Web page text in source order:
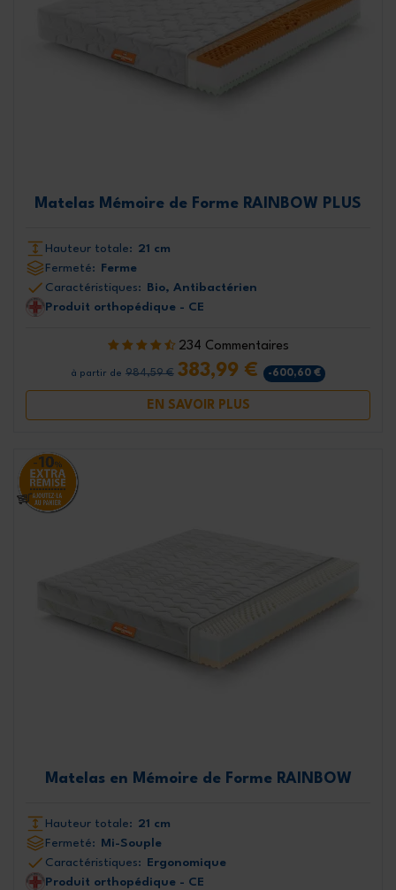
Matelas Mémoire de Forme RAINBOW PLUS
Hauteur totale: 21 cm
Fermeté: Ferme
Caractéristiques: Bio, Antibactérien
Produit orthopédique - CE
234 Commentaires
à partir de 984,59 € 383,99 € -600,60 €
EN SAVOIR PLUS
Matelas en Mémoire de Forme RAINBOW
Hauteur totale: 21 cm
Fermeté:
Mi-Souple
Caractéristiques:
Ergonomique
Produit orthopédique - CE